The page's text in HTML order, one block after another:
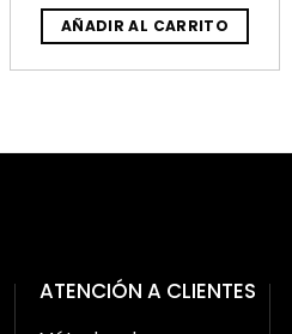
AÑADIR AL CARRITO
ATENCIÓN A CLIENTES